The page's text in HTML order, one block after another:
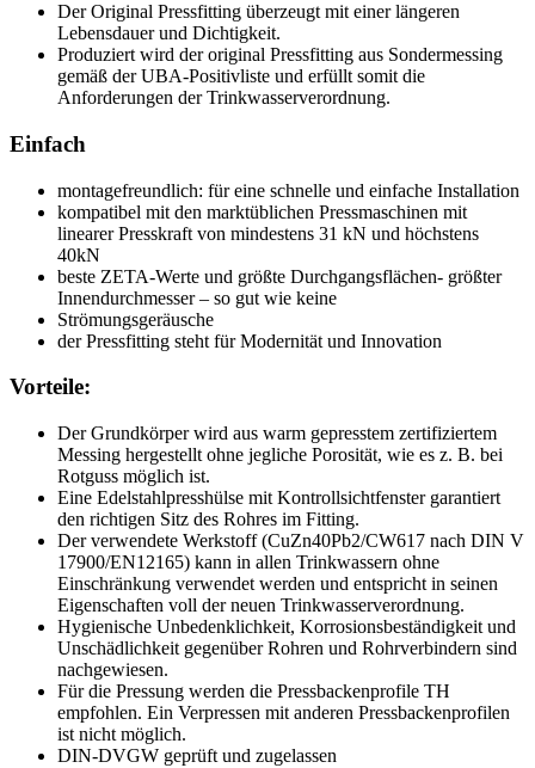
Der Original Pressfitting überzeugt mit einer längeren
Lebensdauer und Dichtigkeit.
Produziert wird der original Pressfitting aus Sondermessing
gemäß der UBA-Positivliste und erfüllt somit die
Anforderungen der Trinkwasserverordnung.
Einfach
montagefreundlich: für eine schnelle und einfache Installation
kompatibel mit den marktüblichen Pressmaschinen mit
linearer Presskraft von mindestens 31 kN und höchstens
40kN
beste ZETA-Werte und größte Durchgangsflächen- größter
Innendurchmesser – so gut wie keine
Strömungsgeräusche
der Pressfitting steht für Modernität und Innovation
Vorteile:
Der Grundkörper wird aus warm gepresstem zertifiziertem
Messing hergestellt ohne jegliche Porosität, wie es z. B. bei
Rotguss möglich ist.
Eine Edelstahlpresshülse mit Kontrollsichtfenster garantiert
den richtigen Sitz des Rohres im Fitting.
Der verwendete Werkstoff (CuZn40Pb2/CW617 nach DIN V
17900/EN12165) kann in allen Trinkwassern ohne
Einschränkung verwendet werden und entspricht in seinen
Eigenschaften voll der neuen Trinkwasserverordnung.
Hygienische Unbedenklichkeit, Korrosionsbeständigkeit und
Unschädlichkeit gegenüber Rohren und Rohrverbindern sind
nachgewiesen.
Für die Pressung werden die Pressbackenprofile TH
empfohlen. Ein Verpressen mit anderen Pressbackenprofilen
ist nicht möglich.
DIN-DVGW geprüft und zugelassen